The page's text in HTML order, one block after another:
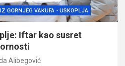
GORNJEG VAKUFA - USKOPLJA
Iftar kao susret
Alibegović